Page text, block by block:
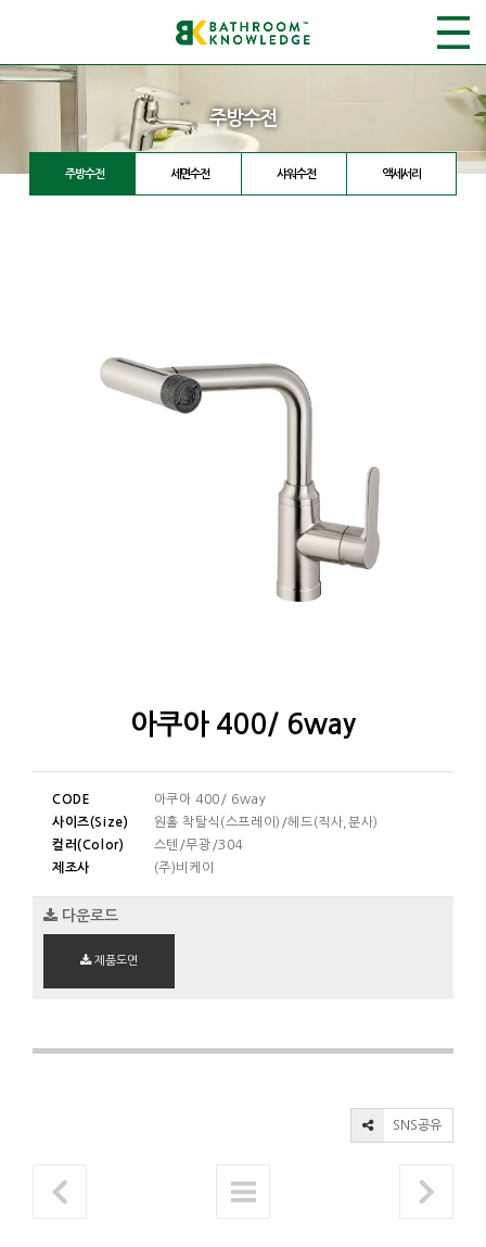
주방수전
주방수전 세면수전 샤워수전 액세서리
아쿠아 400/ 6way
CODE
아쿠아 400/ 6way
사이즈(Size)
원홀 착탈식(스프레이)/헤드(직사,분사)
컬러(Color)
스텐/무광/304
제조사
(주)비케이
다운로드
제품도면
SNS공유